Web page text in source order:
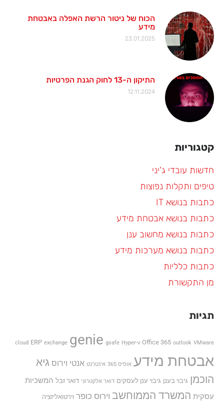
הכוח של ניטור הרשת האפלה באבטחת
מידע
23.01.2025
התיקון ה-13 לחוק הגנת הפרטיות
12.11.2024
קטגוריות
חדשות עובדי ג'יני
טיפים ותקלות נפוצות
כתבות בנושא IT
כתבות בנושא אבטחת מידע
כתבות בנושא מחשוב ענן
כתבות בנושא מערכות מידע
כתבות כלליות
מן התקשורת
תגיות
cloud ERP exchange genie gsafe Hyper-v Office 365 outlook VMware
אבטחת מידע אופיס 365 אינטרנט אנטי וירוס גיא
הוכמן גיבוי בענן גיבוי ענן לעסקים דואר אלקטרוני דואר זבל המשכיות
עסקית המשרד הממוחשב וירוס כופר וירטואליזציה